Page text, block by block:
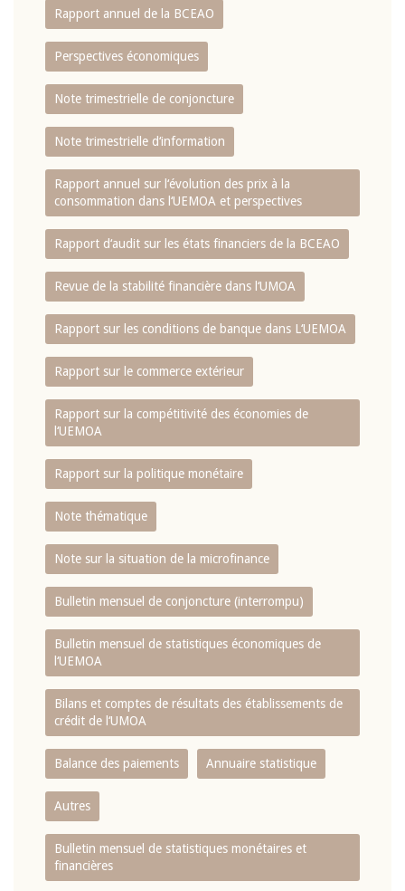
Rapport annuel de la BCEAO
Perspectives économiques
Note trimestrielle de conjoncture
Note trimestrielle d‘information
Rapport annuel sur l‘évolution des prix à la
consommation dans l‘UEMOA et perspectives
Rapport d‘audit sur les états financiers de la BCEAO
Revue de la stabilité financière dans l‘UMOA
Rapport sur les conditions de banque dans L‘UEMOA
Rapport sur le commerce extérieur
Rapport sur la compétitivité des économies de
l‘UEMOA
Rapport sur la politique monétaire
Note thématique
Note sur la situation de la microfinance
Bulletin mensuel de conjoncture (interrompu)
Bulletin mensuel de statistiques économiques de
l‘UEMOA
Bilans et comptes de résultats des établissements de
crédit de l‘UMOA
Balance des paiements Annuaire statistique
Autres
Bulletin mensuel de statistiques monétaires et
financières